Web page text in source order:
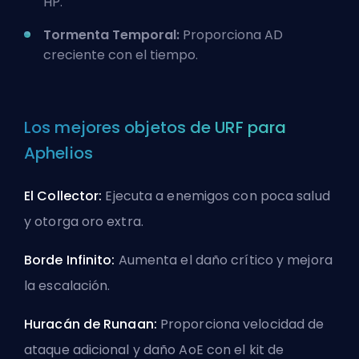
Tormenta Temporal: Proporciona AD
creciente con el tiempo.
Los mejores objetos de URF para
Aphelios
El Collector: Ejecuta a enemigos con poca salud
y otorga oro extra.
Borde Infinito: Aumenta el daño crítico y mejora
la escalación.
Huracán de Runaan: Proporciona velocidad de
ataque adicional y daño AoE con el kit de